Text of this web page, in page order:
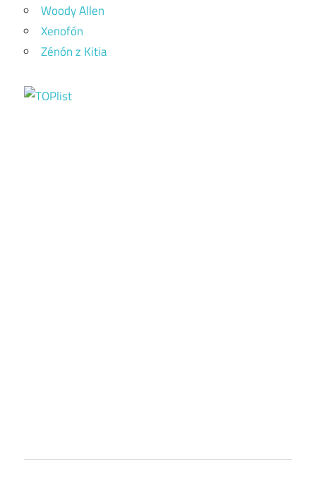
Woody Allen
Xenofón
Zénón z Kitia